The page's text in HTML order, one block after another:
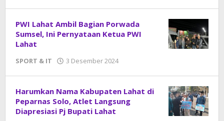
PWI Lahat Ambil Bagian Porwada
Sumsel, Ini Pernyataan Ketua PWI
Lahat
SPORT & IT 3 Desember 2024
Harumkan Nama Kabupaten Lahat di
Peparnas Solo, Atlet Langsung
Diapresiasi Pj Bupati Lahat